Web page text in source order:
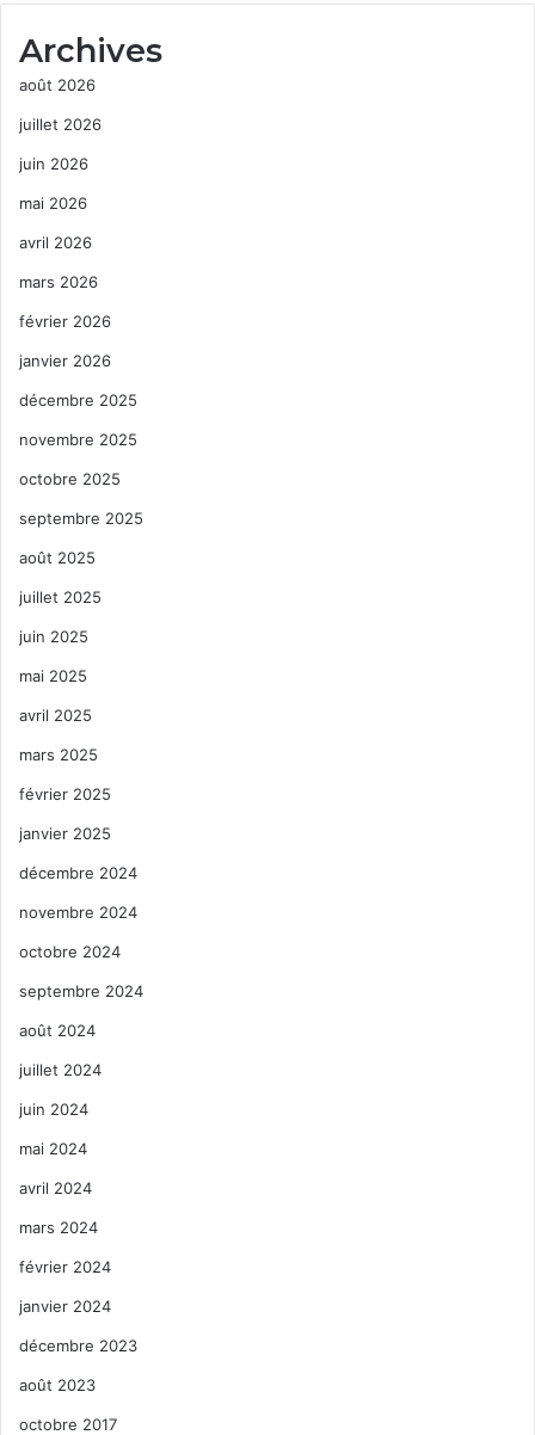
Archives
août 2026
juillet 2026
juin 2026
mai 2026
avril 2026
mars 2026
février 2026
janvier 2026
décembre 2025
novembre 2025
octobre 2025
septembre 2025
août 2025
juillet 2025
juin 2025
mai 2025
avril 2025
mars 2025
février 2025
janvier 2025
décembre 2024
novembre 2024
octobre 2024
septembre 2024
août 2024
juillet 2024
juin 2024
mai 2024
avril 2024
mars 2024
février 2024
janvier 2024
décembre 2023
août 2023
octobre 2017